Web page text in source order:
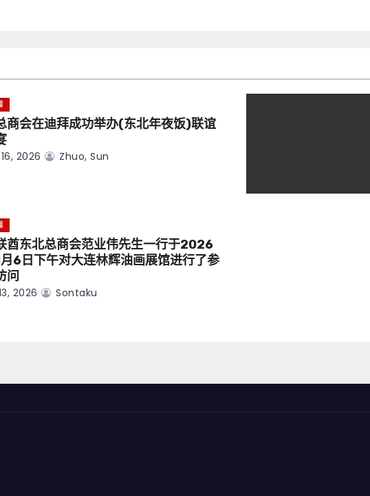
商会在迪拜成功举办(东北年夜饭)联谊
2026 Zhuo, Sun
酋东北总商会范业伟先生一行于2026
6日下午对大连林辉油画展馆进行了参
问
2026 Sontaku